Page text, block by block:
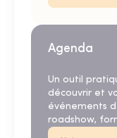
Agenda
Un outil
découvrir et
événements
roadshow,